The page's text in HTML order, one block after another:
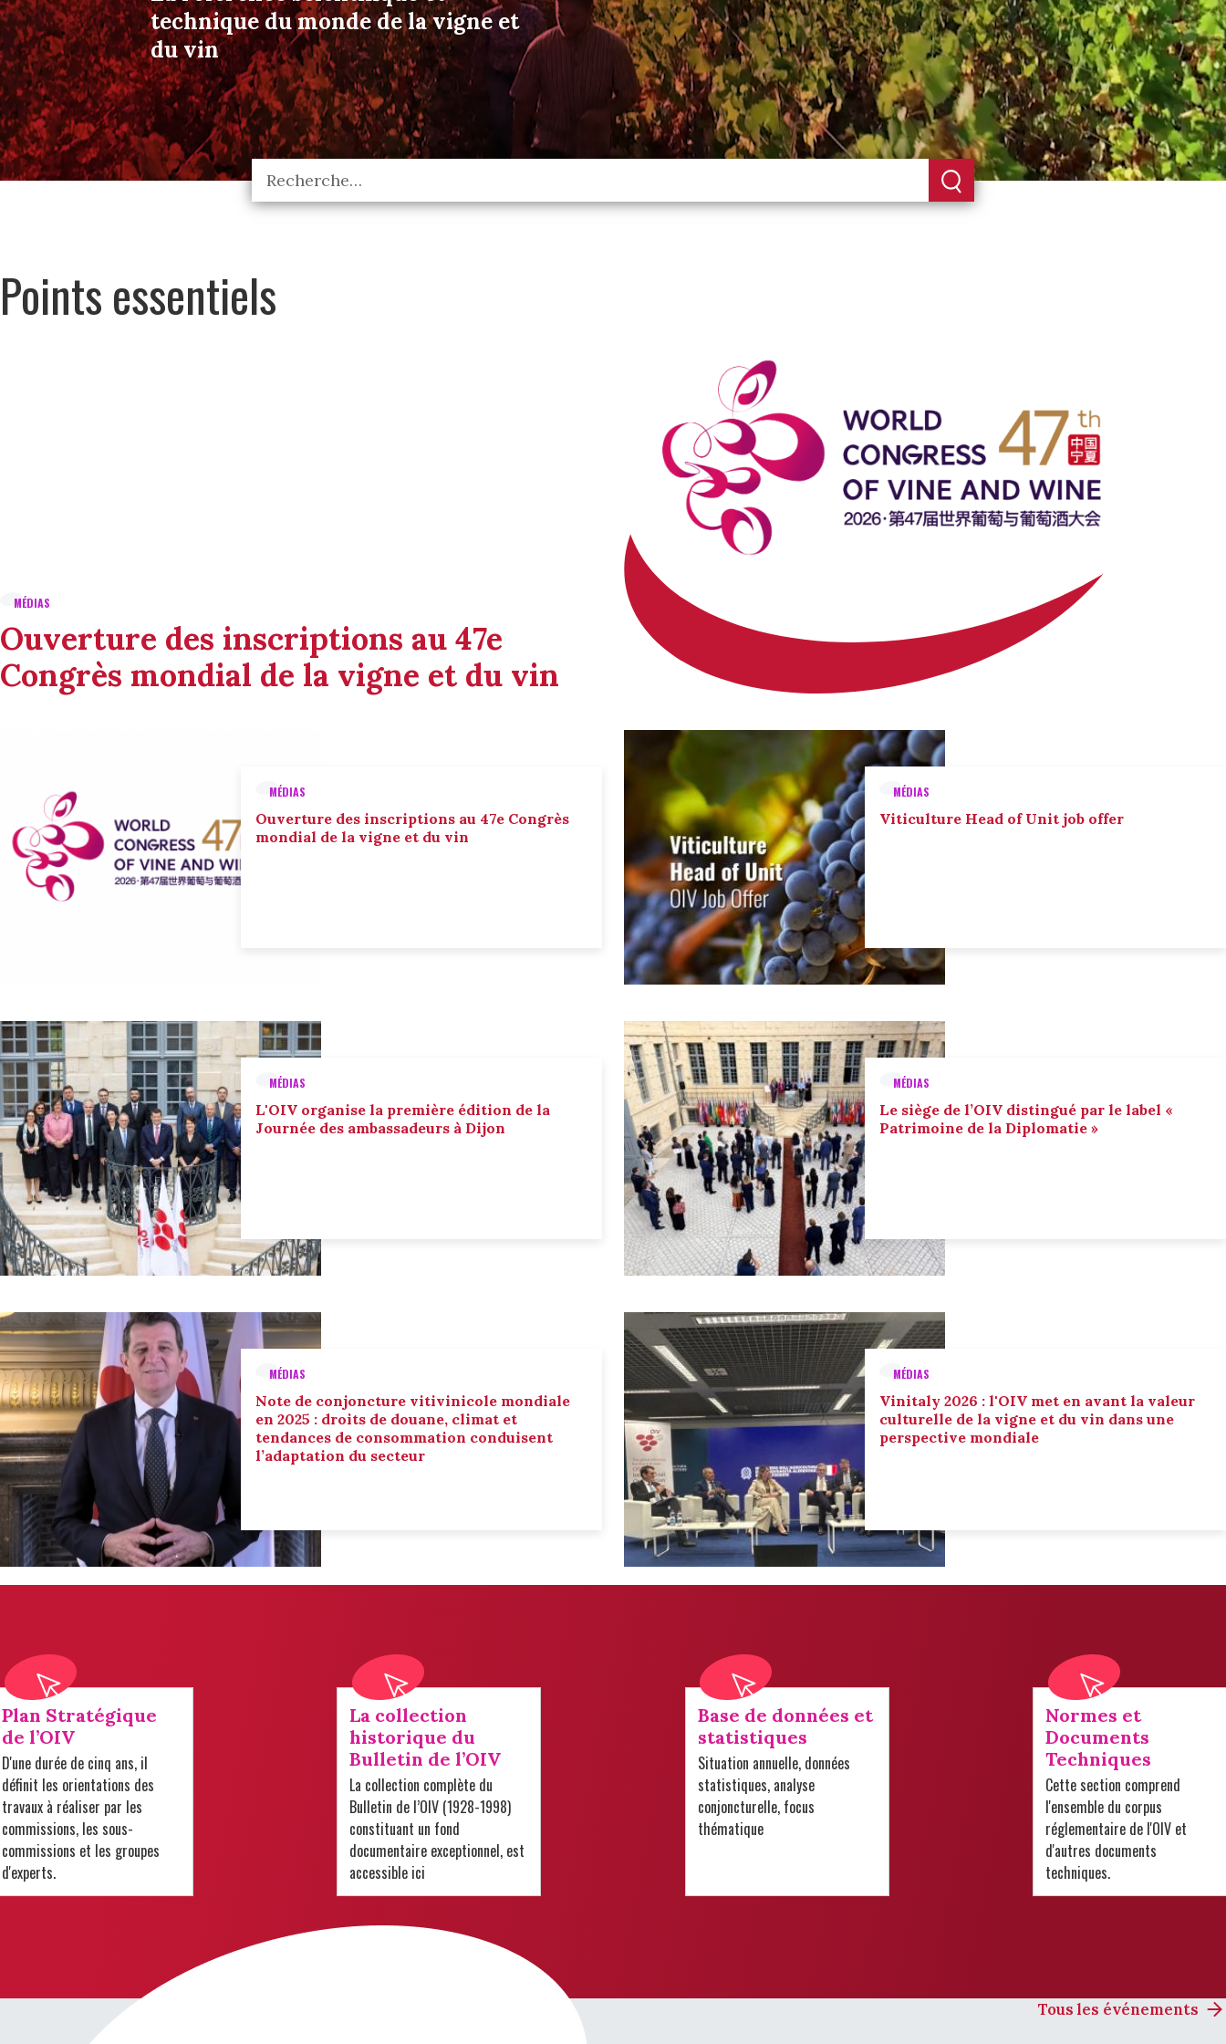
technique du monde de la vigne et
du vin
Points essentiels
MÉDIAS
Ouverture des inscriptions au 47e
Congrès mondial de la vigne et du vin
MÉDIAS
Ouverture des inscriptions au 47e Congrès
mondial de la vigne et du vin
MÉDIAS
Viticulture Head of Unit job offer
MÉDIAS
L'OIV organise la première édition de la
Journée des ambassadeurs à Dijon
MÉDIAS
Le siège de l’OIV distingué par le label «
Patrimoine de la Diplomatie »
MÉDIAS
Note de conjoncture vitivinicole mondiale
en 2025 : droits de douane, climat et
tendances de consommation conduisent
l’adaptation du secteur
MÉDIAS
Vinitaly 2026 : l'OIV met en avant la valeur
culturelle de la vigne et du vin dans une
perspective mondiale
Plan Stratégique
de l’OIV
D'une durée de cinq ans, il
définit les orientations des
travaux à réaliser par les
commissions, les sous-
commissions et les groupes
d'experts.
La collection
historique du
Bulletin de l’OIV
La collection complète du
Bulletin de l’OIV (1928-1998)
constituant un fond
documentaire exceptionnel, est
accessible ici
Base de données et
statistiques
Situation annuelle, données
statistiques, analyse
conjoncturelle, focus
thématique
Normes et
Documents
Techniques
Cette section comprend
l'ensemble du corpus
réglementaire de l'OIV et
d'autres documents
techniques.
Tous les événements